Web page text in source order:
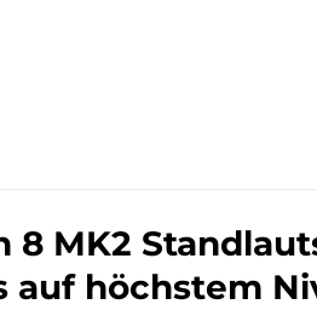
8 MK2
auf höchstem